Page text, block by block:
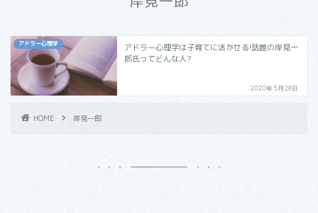
アドラー心理学
アドラー心理学は子育てに活かせる!話題の岸見一
郎氏ってどんな人?
2020年5月28日
HOME 岸見一郎